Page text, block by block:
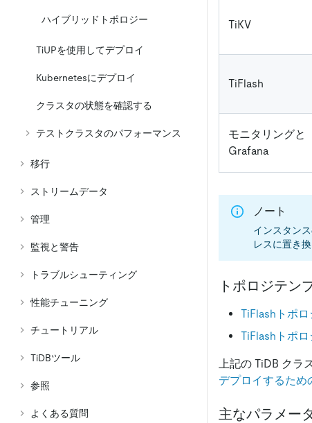
ハイブリッドトポロジー
TiUPを使用してデプロイ
Kubernetesにデプロイ
クラスタの状態を確認する
テストクラスタのパフォーマンス
移行
ストリームデータ
管理
監視と警告
トラブルシューティング
性能チューニング
チュートリアル
TiDBツール
参照
よくある質問
TiKV
TiFlash
モニタリングと
Grafana
ノート
インスタン
レスに置き
トポロジテン
TiFlashトポ
TiFlashトポ
上記の TiDB クラ
デプロイするため
主なパラメー